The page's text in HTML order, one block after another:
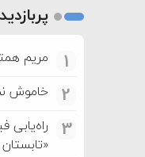
1 مریم
2 خاموش
3
راه‌یابی